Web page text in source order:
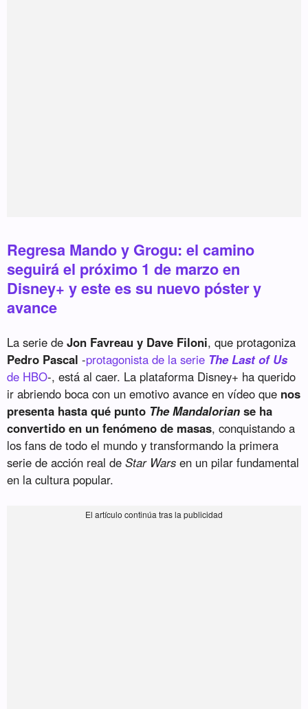
Regresa Mando y Grogu: el camino
seguirá el próximo 1 de marzo en
Disney+ y este es su nuevo póster y
avance
La serie deJon Favreau y Dave Filoni, que protagoniza
Pedro Pascal -protagonista de la serie The Last of Us
de HBO-, está al caer. La plataforma Disney+ ha querido
ir abriendo boca con un emotivo avance en vídeo que nos
presenta hasta qué punto The Mandalorian se ha
convertido en un fenómeno de masas, conquistando a
los fans de todo el mundo y transformando la primera
serie de acción real deStar Wars en un pilar fundamental
en la cultura popular.